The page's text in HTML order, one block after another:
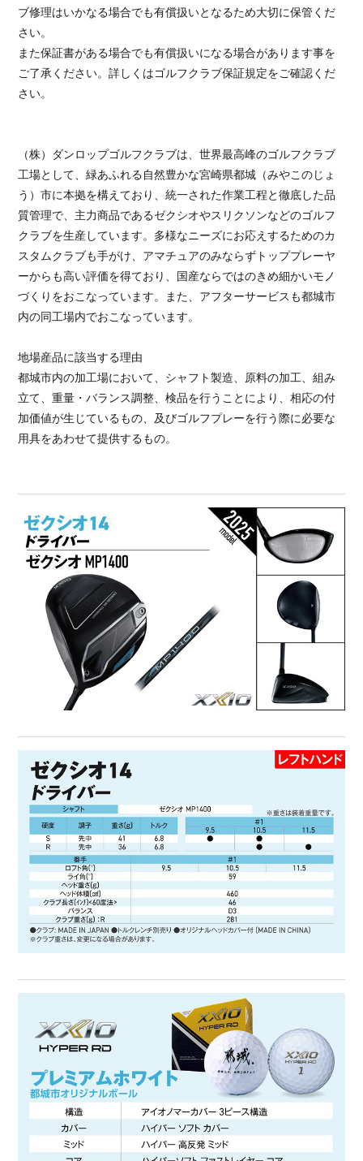
ブ修理はいかなる場合でも有償扱いとなるため大切に保管くだ
さい。
また保証書がある場合でも有償扱いになる場合があります事を
ご了承ください。詳しくはゴルフクラブ保証規定をご確認くだ
さい。
（株）ダンロップゴルフクラブは、世界最高峰のゴルフクラブ
工場として、緑あふれる自然豊かな宮崎県都城（みやこのじょ
う）市に本拠を構えており、統一された作業工程と徹底した品
質管理で、主力商品であるゼクシオやスリクソンなどのゴルフ
クラブを生産しています。多様なニーズにお応えするためのカ
スタムクラブも手がけ、アマチュアのみならずトッププレーヤ
ーからも高い評価を得ており、国産ならではのきめ細かいモノ
づくりをおこなっています。また、アフターサービスも都城市
内の同工場内でおこなっています。
地場産品に該当する理由
都城市内の加工場において、シャフト製造、原料の加工、組み
立て、重量・バランス調整、検品を行うことにより、相応の付
加価値が生じているもの、及びゴルフプレーを行う際に必要な
用具をあわせて提供するもの。